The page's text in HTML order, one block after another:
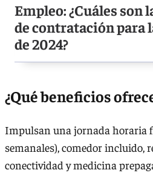
Empleo: ¿Cuáles son
de contratación para
de 2024?
¿Qué beneficios
Impulsan una jornada horaria
semanales), comedor incluido,
conectividad y medicina